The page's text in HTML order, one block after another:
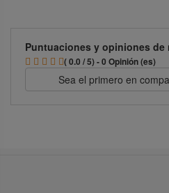
Puntuaciones y opiniones
( 0.0 / 5) - 0 Opinión (es)
Sea el primero en